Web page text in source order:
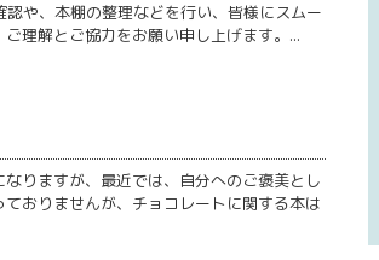
や、本棚の整理などを行い、皆様にスムー
理解とご協力をお願い申し上げます。...
りますが、最近では、自分へのご褒美とし
おりませんが、チョコレートに関する本は